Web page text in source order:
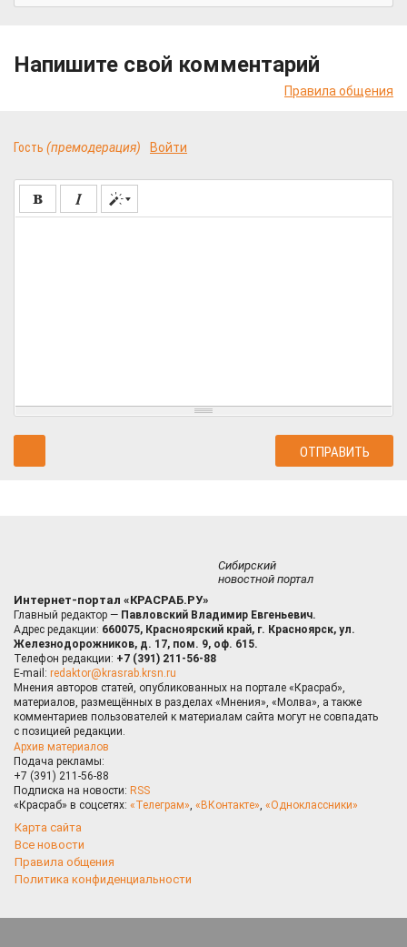
Напишите свой комментарий
Правила общения
Гость (премодерация) Войти
Сибирский
новостной портал
Интернет-портал «КРАСРАБ.РУ»
Главный редактор — Павловский Владимир Евгеньевич.
Адрес редакции: 660075, Красноярский край, г. Красноярск, ул.
Железнодорожников, д. 17, пом. 9, оф. 615.
Телефон редакции: +7 (391) 211-56-88
E-mail: redaktor@krasrab.krsn.ru
Мнения авторов статей, опубликованных на портале «Красраб»,
материалов, размещённых в разделах «Мнения», «Молва», а также
комментариев пользователей к материалам сайта могут не совпадать
с позицией редакции.
Архив материалов
Подача рекламы:
+7 (391) 211-56-88
Подписка на новости: RSS
«Красраб» в соцсетях: «Телеграм», «ВКонтакте», «Одноклассники»
Карта сайта
Все новости
Правила общения
Политика конфиденциальности